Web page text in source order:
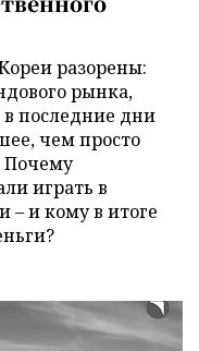
разорены:
рынка,
последние дни
чем просто
Почему
играть в
– и кому в итоге